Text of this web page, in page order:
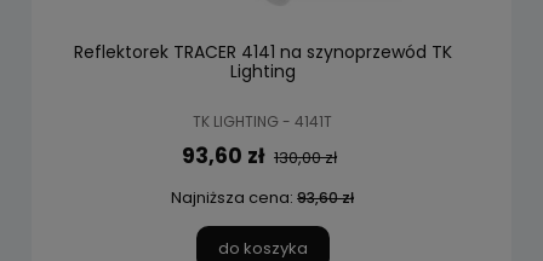
Reflektorek TRACER 4141 na szynoprzewód TK
Lighting
TK LIGHTING - 4141T
93,60 zł 130,00 zł
Najniższa cena: 93,60 zł
do koszyka